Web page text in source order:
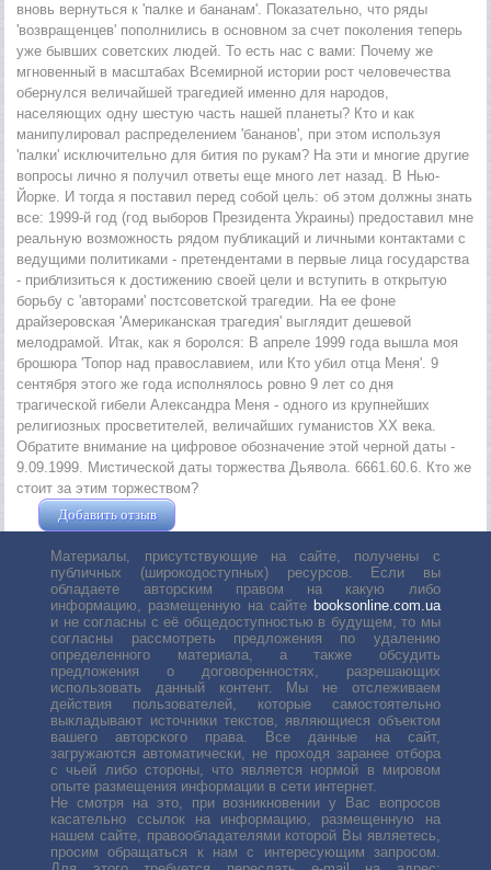
вновь вернуться к 'палке и бананам'. Показательно, что ряды
'возвращенцев' пополнились в основном за счет поколения теперь
уже бывших советских людей. То есть нас с вами: Почему же
мгновенный в масштабах Всемирной истории рост человечества
обернулся величайшей трагедией именно для народов,
населяющих одну шестую часть нашей планеты? Кто и как
манипулировал распределением 'бананов', при этом используя
'палки' исключительно для бития по рукам? На эти и многие другие
вопросы лично я получил ответы еще много лет назад. В Нью-
Йорке. И тогда я поставил перед собой цель: об этом должны знать
все: 1999-й год (год выборов Президента Украины) предоставил мне
реальную возможность рядом публикаций и личными контактами с
ведущими политиками - претендентами в первые лица государства
- приблизиться к достижению своей цели и вступить в открытую
борьбу с 'авторами' постсоветской трагедии. На ее фоне
драйзеровская 'Американская трагедия' выглядит дешевой
мелодрамой. Итак, как я боролся: В апреле 1999 года вышла моя
брошюра 'Топор над православием, или Кто убил отца Меня'. 9
сентября этого же года исполнялось ровно 9 лет со дня
трагической гибели Александра Меня - одного из крупнейших
религиозных просветителей, величайших гуманистов ХХ века.
Обратите внимание на цифровое обозначение этой черной даты -
9.09.1999. Мистической даты торжества Дьявола. 6661.60.6. Кто же
стоит за этим торжеством?
Добавить отзыв
Материалы, присутствующие на сайте, получены с
публичных (широкодоступных) ресурсов. Если вы
обладаете авторским правом на какую либо
информацию, размещенную на сайте booksonline.com.ua
и не согласны с её общедоступностью в будущем, то мы
согласны рассмотреть предложения по удалению
определенного материала, а также обсудить
предложения о договоренностях, разрешающих
использовать данный контент. Мы не отслеживаем
действия пользователей, которые самостоятельно
выкладывают источники текстов, являющиеся объектом
вашего авторского права. Все данные на сайт,
загружаются автоматически, не проходя заранее отбора
с чьей либо стороны, что является нормой в мировом
опыте размещения информации в сети интернет.
Не смотря на это, при возникновении у Вас вопросов
касательно ссылок на информацию, размещенную на
нашем сайте, правообладателями которой Вы являетесь,
просим обращаться к нам с интересующим запросом.